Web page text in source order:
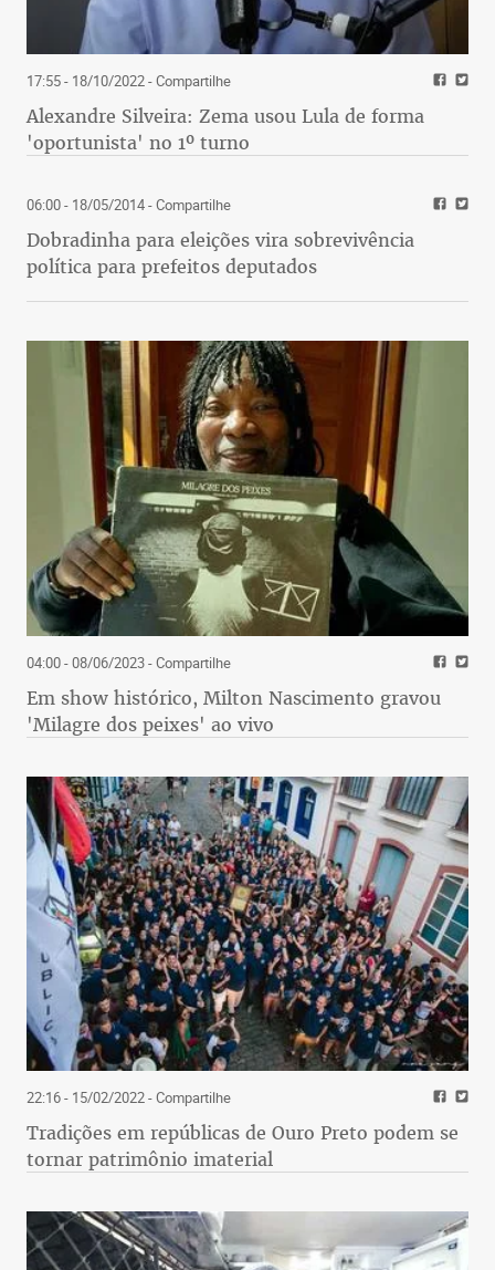
17:55 - 18/10/2022- Compartilhe
Alexandre Silveira: Zema usou Lula de forma
'oportunista' no 1º turno
06:00 - 18/05/2014- Compartilhe
Dobradinha para eleições vira sobrevivência
política para prefeitos deputados
04:00 - 08/06/2023- Compartilhe
Em show histórico, Milton Nascimento gravou
'Milagre dos peixes' ao vivo
22:16 - 15/02/2022- Compartilhe
Tradições em repúblicas de Ouro Preto podem se
tornar patrimônio imaterial